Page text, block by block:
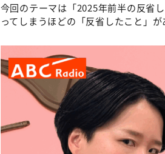
今回のテーマは「2025年前半の反省
ってしまうほどの「反省したこと」